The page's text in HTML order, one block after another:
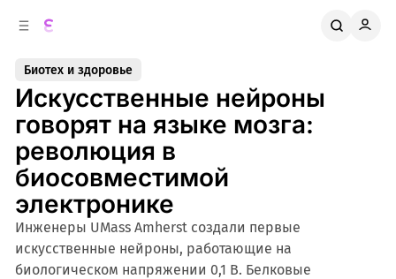
Биотех и здоровье
Искусственные нейроны
говорят на языке мозга:
революция в
биосовместимой
электронике
Инженеры UMass Amherst создали первые
искусственные нейроны, работающие на
биологическом напряжении 0,1 В. Белковые